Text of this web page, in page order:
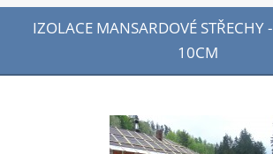
IZOLACE MANSARDOVÉ STŘECHY
10CM